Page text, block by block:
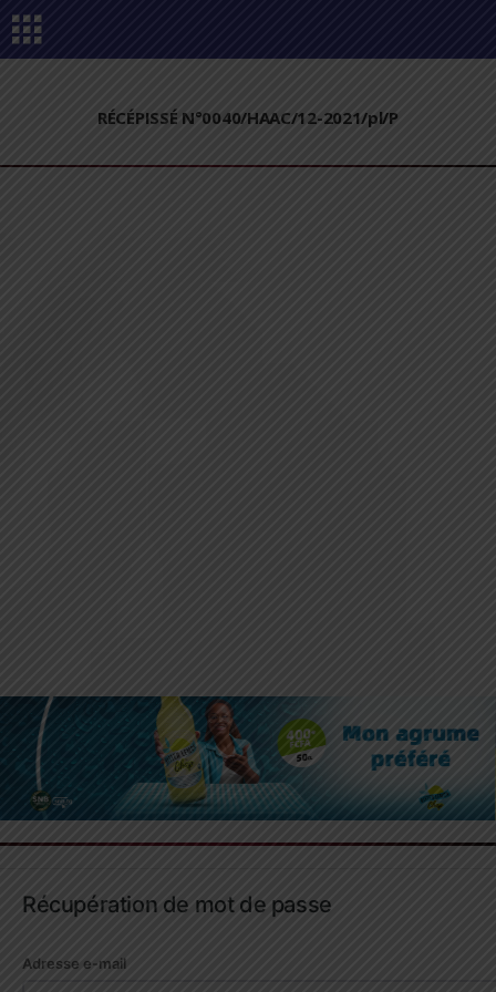
RÉCÉPISSÉ N°0040/HAAC/12-2021/pl/P
Récupération de mot de passe
Adresse e-mail